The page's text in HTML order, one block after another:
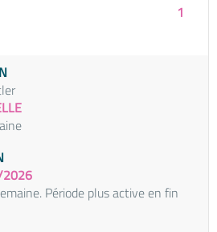
1
Période plus active en fin